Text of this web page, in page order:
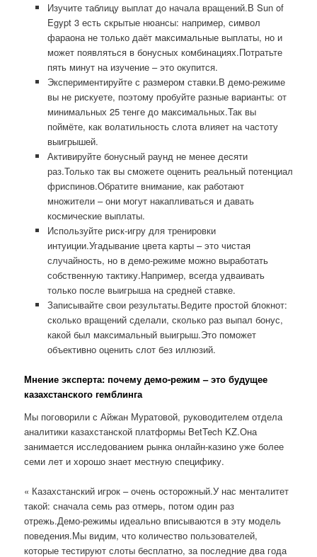
Изучите таблицу выплат до начала вращений.В Sun of
Egypt 3 есть скрытые нюансы: например, символ
фараона не только даёт максимальные выплаты, но и
может появляться в бонусных комбинациях.Потратьте
пять минут на изучение – это окупится.
Экспериментируйте с размером ставки.В демо-режиме
вы не рискуете, поэтому пробуйте разные варианты: от
минимальных 25 тенге до максимальных.Так вы
поймёте, как волатильность слота влияет на частоту
выигрышей.
Активируйте бонусный раунд не менее десяти
раз.Только так вы сможете оценить реальный потенциал
фриспинов.Обратите внимание, как работают
множители – они могут накапливаться и давать
космические выплаты.
Используйте риск-игру для тренировки
интуиции.Угадывание цвета карты – это чистая
случайность, но в демо-режиме можно выработать
собственную тактику.Например, всегда удваивать
только после выигрыша на средней ставке.
Записывайте свои результаты.Ведите простой блокнот:
сколько вращений сделали, сколько раз выпал бонус,
какой был максимальный выигрыш.Это поможет
объективно оценить слот без иллюзий.
Мнение эксперта: почему демо-режим – это будущее
казахстанского гемблинга
Мы поговорили с Айжан Муратовой, руководителем отдела
аналитики казахстанской платформы BetTech KZ.Она
занимается исследованием рынка онлайн-казино уже более
семи лет и хорошо знает местную специфику.
« Казахстанский игрок – очень осторожный.У нас менталитет
такой: сначала семь раз отмерь, потом один раз
отрежь.Демо-режимы идеально вписываются в эту модель
поведения.Мы видим, что количество пользователей,
которые тестируют слоты бесплатно, за последние два года